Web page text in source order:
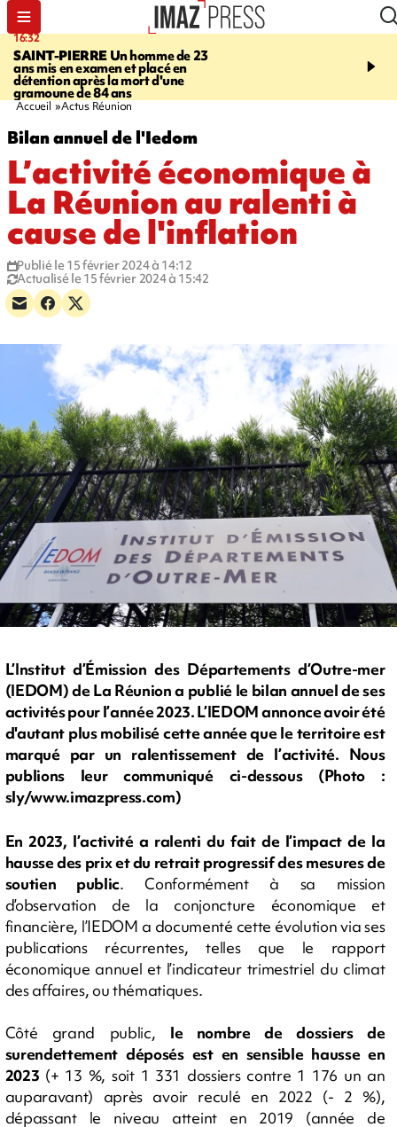
16:32
SAINT-PIERREUn homme de 23
ans mis en examen et placé en
détention après la mort d'une
gramoune de 84 ans
21:08
et Turquie scellent un
Accueil Actus Réunion
Bilan annuel de l'Iedom
L’activité économique à
La Réunion au ralenti à
cause de l'inflation
Publié le 15 février 2024 à 14:12
Actualisé le 15 février 2024 à 15:42
L’Institut d’Émission des Départements d’Outre-mer
(IEDOM) de La Réunion a publié le bilan annuel de ses
activités pour l’année 2023. L’IEDOM annonce avoir été
d'autant plus mobilisé cette année que le territoire est
marqué par un ralentissement de l’activité. Nous
publions leur communiqué ci-dessous (Photo :
sly/www.imazpress.com)
En 2023, l’activité a ralenti du fait de l’impact de la
hausse des prix et du retrait progressif des mesures de
soutien public. Conformément à sa mission
d’observation de la conjoncture économique et
financière, l’IEDOM a documenté cette évolution via ses
publications récurrentes, telles que le rapport
économique annuel et l’indicateur trimestriel du climat
des affaires, ou thématiques.
Côté grand public, le nombre de dossiers de
surendettement déposés est en sensible hausse en
2023 (+ 13 %, soit 1 331 dossiers contre 1 176 un an
auparavant) après avoir reculé en 2022 (- 2 %),
dépassant le niveau atteint en 2019 (année de